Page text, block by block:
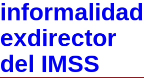
exdirector
del IMSS